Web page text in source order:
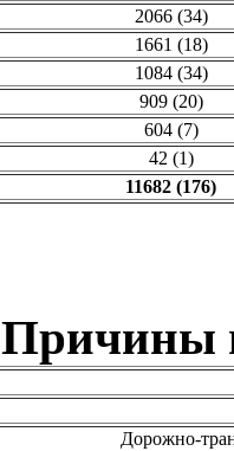
2066 (34)
1661 (18)
1084 (34)
909 (20)
604 (7)
42 (1)
11682 (176)
Причины
Дорожно-